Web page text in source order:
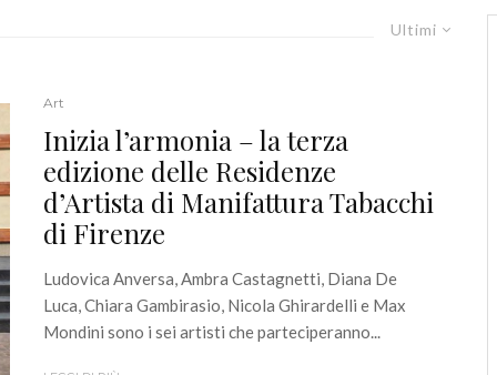
Ultimi
Art
Inizia l’armonia – la terza
edizione delle Residenze
d’Artista di Manifattura Tabacchi
di Firenze
Ludovica Anversa, Ambra Castagnetti, Diana De
Luca, Chiara Gambirasio, Nicola Ghirardelli e Max
Mondini sono i sei artisti che parteciperanno...